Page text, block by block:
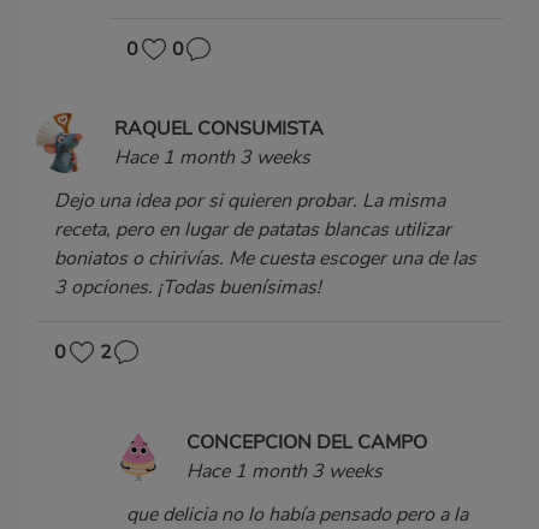
0 0
RAQUEL CONSUMISTA
Hace 1 month 3 weeks
Dejo una idea por si quieren probar. La misma
receta, pero en lugar de patatas blancas utilizar
boniatos o chirivías. Me cuesta escoger una de las
3 opciones. ¡Todas buenísimas!
0 2
CONCEPCION DEL CAMPO
Hace 1 month 3 weeks
que delicia no lo había pensado pero a la